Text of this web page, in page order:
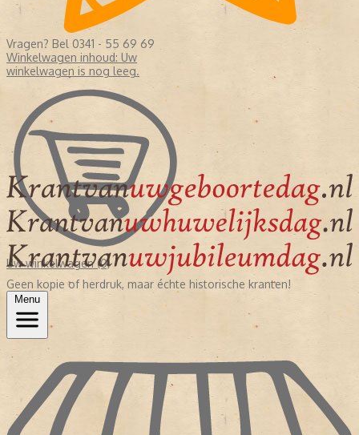
Vragen? Bel 0341 - 55 69 69
Winkelwagen inhoud: Uw
winkelwagen is nog leeg.
Uw winkelwagen (0)
Geen kopie of herdruk, maar échte historische kranten!
Menu